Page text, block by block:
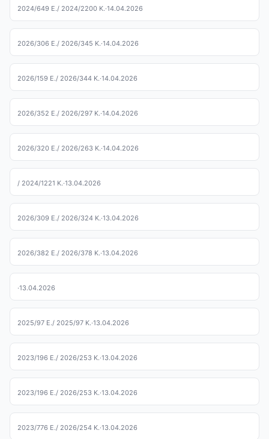
2024/649 E./ 2024/2200 K.·14.04.2026
2026/306 E./ 2026/345 K.·14.04.2026
2026/159 E./ 2026/344 K.·14.04.2026
2026/352 E./ 2026/297 K.·14.04.2026
2026/320 E./ 2026/263 K.·14.04.2026
/ 2024/1221 K.·13.04.2026
2026/309 E./ 2026/324 K.·13.04.2026
2026/382 E./ 2026/378 K.·13.04.2026
·13.04.2026
2025/97 E./ 2025/97 K.·13.04.2026
2023/196 E./ 2026/253 K.·13.04.2026
2023/196 E./ 2026/253 K.·13.04.2026
2023/776 E./ 2026/254 K.·13.04.2026